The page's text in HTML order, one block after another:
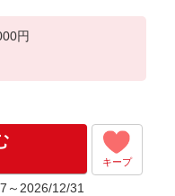
円
キープ
～2026/12/31